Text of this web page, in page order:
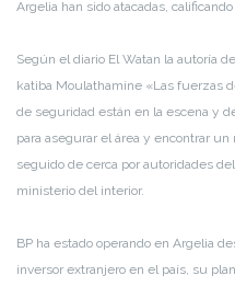
Argelia han sido atacadas,
Según el diario El Watan la autoría
katiba Moulathamine «Las fuerzas
de seguridad están en la escena y
para asegurar el área y encontrar
seguido de cerca por autoridades
ministerio del interior.
BP ha estado operando en Argelia
inversor extranjero en el país, su